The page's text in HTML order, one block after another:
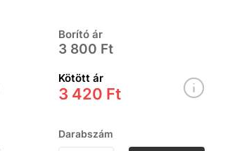
Borító ár
3 800 Ft
Kötött ár
3 420 Ft
Darabszám